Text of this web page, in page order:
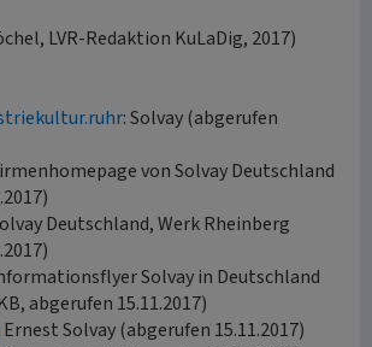
LVR-Redaktion KuLaDig, 2017)
: Solvay (abgerufen
von Solvay Deutschland
Deutschland, Werk Rheinberg
Solvay in Deutschland
abgerufen 15.11.2017)
Ernest Solvay (abgerufen 15.11.2017)